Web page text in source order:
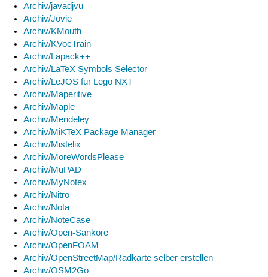
Archiv/javadjvu
Archiv/Jovie
Archiv/KMouth
Archiv/KVocTrain
Archiv/Lapack++
Archiv/LaTeX Symbols Selector
Archiv/LeJOS für Lego NXT
Archiv/Maperitive
Archiv/Maple
Archiv/Mendeley
Archiv/MiKTeX Package Manager
Archiv/Mistelix
Archiv/MoreWordsPlease
Archiv/MuPAD
Archiv/MyNotex
Archiv/Nitro
Archiv/Nota
Archiv/NoteCase
Archiv/Open-Sankore
Archiv/OpenFOAM
Archiv/OpenStreetMap/Radkarte selber erstellen
Archiv/OSM2Go